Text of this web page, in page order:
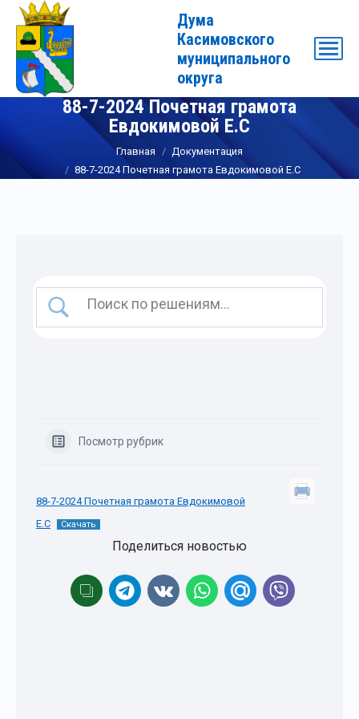
Дума
Касимовского
муниципального
округа
88-7-2024 Почетная грамота
Евдокимовой Е.С
Главная
Документация
88-7-2024 Почетная грамота Евдокимовой Е.С
Посмотр рубрик
88-7-2024 Почетная грамота Евдокимовой
Е.С
Скачать
Поделиться новостью